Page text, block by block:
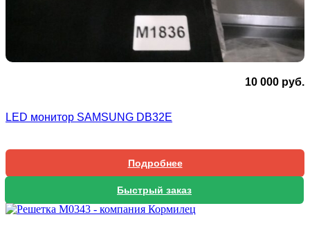
10 000 руб.
LED монитор SAMSUNG DB32E
Подробнее
Быстрый заказ